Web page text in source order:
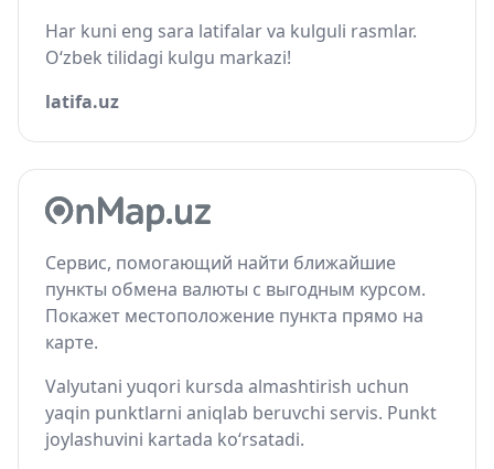
Har kuni eng sara latifalar va kulguli rasmlar.
O‘zbek tilidagi kulgu markazi!
latifa.uz
Сервис, помогающий найти ближайшие
пункты обмена валюты с выгодным курсом.
Покажет местоположение пункта прямо на
карте.
Valyutani yuqori kursda almashtirish uchun
yaqin punktlarni aniqlab beruvchi servis. Punkt
joylashuvini kartada ko‘rsatadi.